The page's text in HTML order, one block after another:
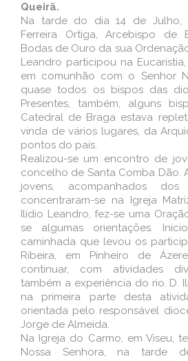
Queirã.
Na tarde do dia 14 de Julho,
Ferreira Ortiga, Arcebispo de
Bodas de Ouro da sua
Leandro participou na
em comunhão com o Senhor
quase todos os bispos das
Presentes, também, alguns
Catedral de Braga estava
vinda de vários lugares, da
pontos do país.
Realizou-se um encontro de
concelho de Santa Comba Dão.
jovens, acompanhados dos
concentraram-se na Igreja
Ilídio Leandro, fez-se uma
se algumas orientações.
caminhada que levou os
Ribeira, em Pinheiro de
continuar, com atividades
também a experiência do rio. D.
na primeira parte desta
orientada pelo responsável
Jorge de Almeida.
Na Igreja do Carmo, em Viseu,
Nossa Senhora, na tarde